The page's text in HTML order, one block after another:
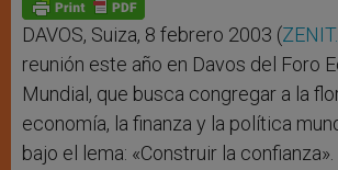
p e
r
k
DAVOS, Suiza, 8 febrero 2003 (
reunión este año en Davos del Foro
Mundial, que busca congregar a la
economía, la finanza y la política
bajo el lema: «Construir la